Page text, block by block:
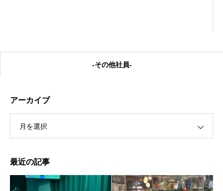
私の癒し
-その他社員-
アーカイブ
月を選択
最近の記事